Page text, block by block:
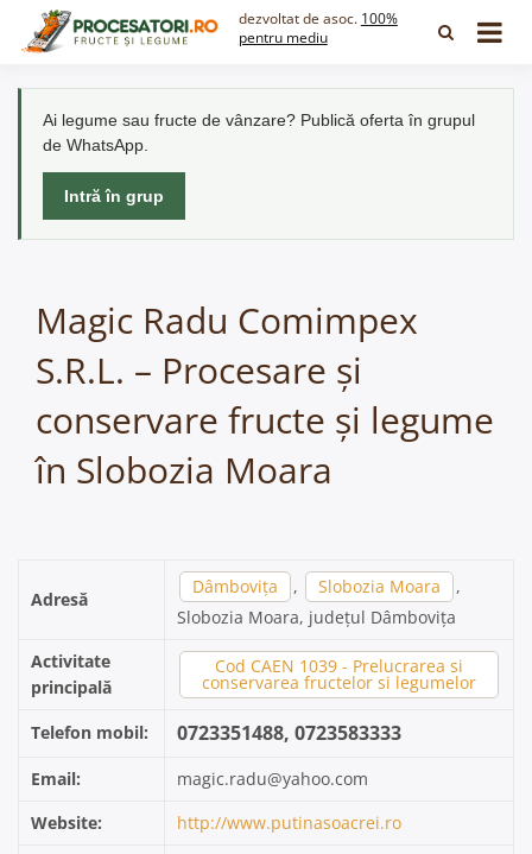
dezvoltat de asoc. 100%
pentru mediu
Ai legume sau fructe de vânzare? Publică oferta în grupul
de WhatsApp.
Intră în grup
Magic Radu Comimpex
S.R.L. – Procesare și
conservare fructe și legume
în Slobozia Moara
Adresă
Dâmbovița , Slobozia Moara
,
Slobozia Moara, județul Dâmbovița
Activitate
principală
Cod CAEN 1039 - Prelucrarea si
conservarea fructelor si legumelor
Telefon mobil: 0723351488, 0723583333
Email:
magic.radu@yahoo.com
Website:
http://www.putinasoacrei.ro